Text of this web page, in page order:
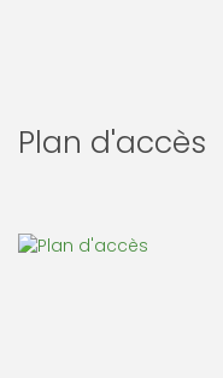
Plan d'accès